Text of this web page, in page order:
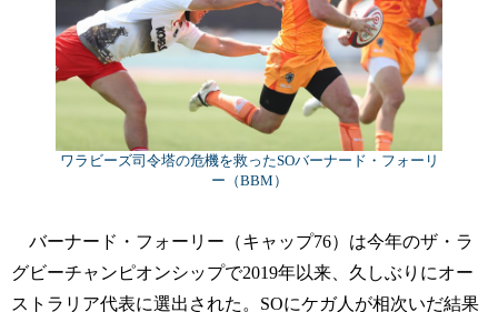
ワラビーズ司令塔の危機を救ったSOバーナード・フォーリ
ー（BBM）
バーナード・フォーリー（キャップ76）は今年のザ・ラ
グビーチャンピオンシップで2019年以来、久しぶりにオー
ストラリア代表に選出された。SOにケガ人が相次いだ結果